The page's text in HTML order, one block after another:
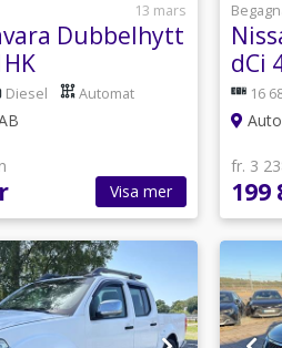
13 mars
Dubbelhytt
Kamera/NYBES
Diesel Automat
Visa mer
dCi
16
fr. 3
199